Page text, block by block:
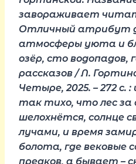
завораживает
Отличный атрибут
атмосферы уюта и
озёр, сто водопадов,
рассказов / Л.
Четыре, 2025. – 272 с.
так тихо, что лес за
шелохнётся, солнце
лучами, и время
болота, где вековые
предков, а бывает –